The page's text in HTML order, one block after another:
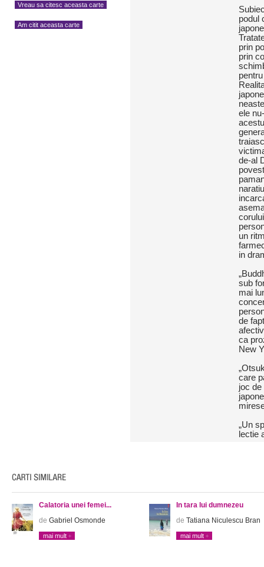
Vreau sa citesc aceasta carte
Am citit aceasta carte
podul
prin
prin
ele
de-al
un
in
sub
mai
de
ca
New
care
joc
„Un
lectie
Calatoria unei femei...
de Gabriel Osmonde
mai mult
In tara lui dumnezeu
de Tatiana Niculescu Bran
mai mult